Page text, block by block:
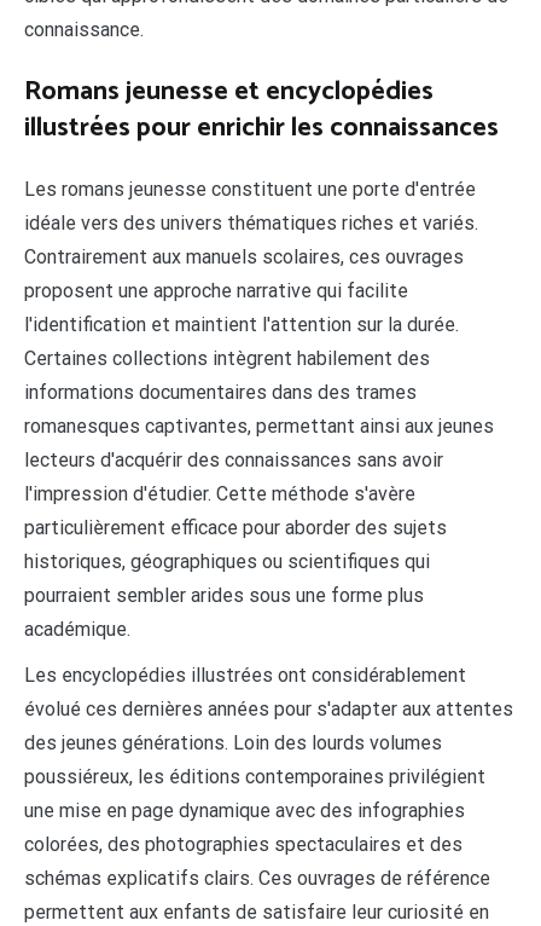
connaissance.
Romans jeunesse et encyclopédies
illustrées pour enrichir les connaissances
Les romans jeunesse constituent une porte d'entrée
idéale vers des univers thématiques riches et variés.
Contrairement aux manuels scolaires, ces ouvrages
proposent une approche narrative qui facilite
l'identification et maintient l'attention sur la durée.
Certaines collections intègrent habilement des
informations documentaires dans des trames
romanesques captivantes, permettant ainsi aux jeunes
lecteurs d'acquérir des connaissances sans avoir
l'impression d'étudier. Cette méthode s'avère
particulièrement efficace pour aborder des sujets
historiques, géographiques ou scientifiques qui
pourraient sembler arides sous une forme plus
académique.
Les encyclopédies illustrées ont considérablement
évolué ces dernières années pour s'adapter aux attentes
des jeunes générations. Loin des lourds volumes
poussiéreux, les éditions contemporaines privilégient
une mise en page dynamique avec des infographies
colorées, des photographies spectaculaires et des
schémas explicatifs clairs. Ces ouvrages de référence
permettent aux enfants de satisfaire leur curiosité en